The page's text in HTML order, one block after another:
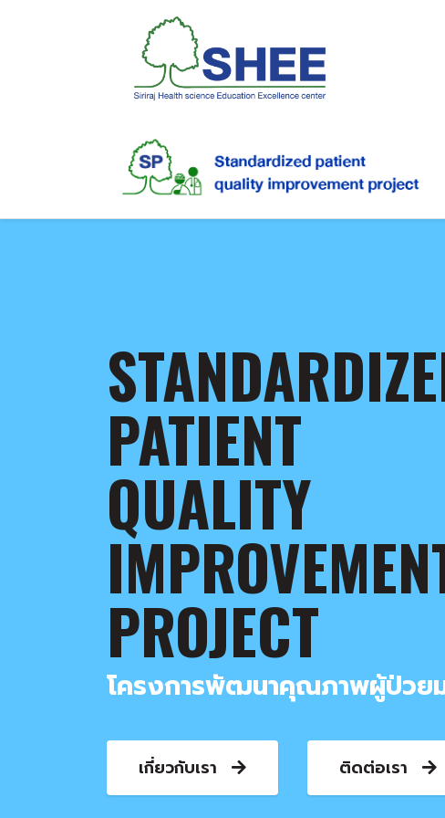
PATIENT
QUALITY
PROJECT
โครงการพัฒนาคุณภาพผู้ป่วย
เกี่ยวกับเรา ติดต่อเรา